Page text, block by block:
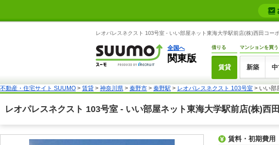
レオパレスネクスト 103号室 - いい部屋ネット東海大学駅前店(株)西田コ
全国へ
関東版
借りる
賃貸
マンションを買う
新築
不動産・住宅サイト SUUMO > 賃貸 > 神奈川県 > 秦野市 > 秦野駅 > レオパレスネクスト 103号室 > いい部
レオパレスネクスト 103号室 - いい部屋ネット東海大学駅前店(株)西
賃料・初期費用